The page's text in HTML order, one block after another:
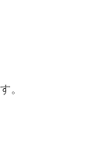
。